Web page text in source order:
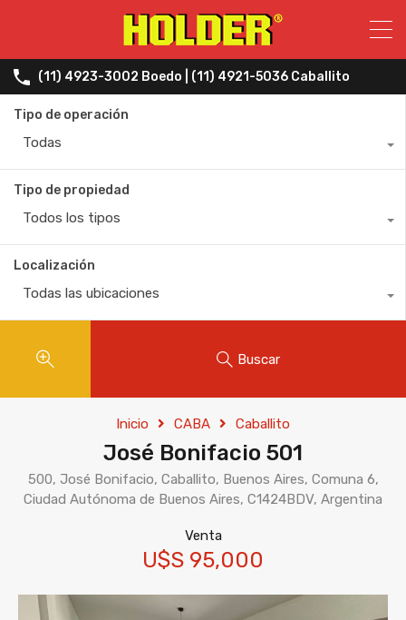
(11) 4923-3002 Boedo | (11) 4921-5036 Caballito
Tipo de operación
Todas
Tipo de propiedad
Todos los tipos
Localización
Todas las ubicaciones
Buscar
Inicio CABA Caballito
José Bonifacio 501
500, José Bonifacio, Caballito, Buenos Aires, Comuna 6,
Ciudad Autónoma de Buenos Aires, C1424BDV, Argentina
Venta
U$S 95,000